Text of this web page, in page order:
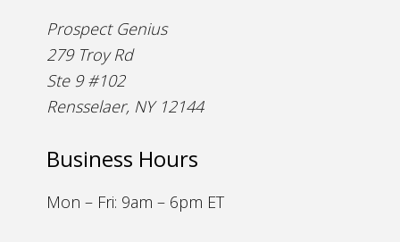
Prospect Genius
279 Troy Rd
Ste 9 #102
Rensselaer, NY 12144
Business Hours
Mon – Fri: 9am – 6pm ET